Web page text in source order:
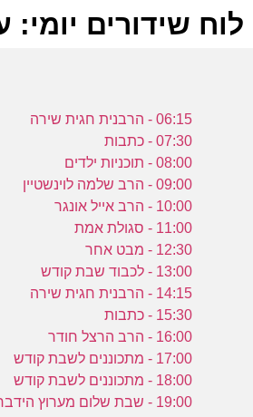
לוח שידורים יומי: ערוץ
06:15 - הרבנית חגית שירה
07:30 - כתבות
08:00 - תוכניות ילדים
09:00 - הרב שלמה לוינשטיין
10:00 - הרב אייל אונגר
11:00 - סגולת אמת
12:30 - מבט אחר
13:00 - לכבוד שבת קודש
14:15 - הרבנית חגית שירה
15:30 - כתבות
16:00 - הרב הרצל חודר
17:00 - מתכוננים לשבת קודש
18:00 - מתכוננים לשבת קודש
19:00 - שבת שלום מערוץ הידברות